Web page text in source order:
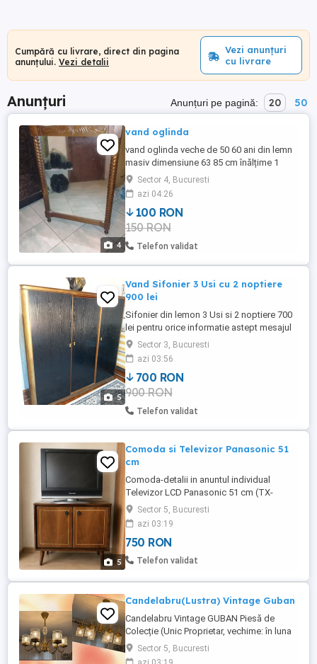
Cumpără cu livrare, direct din pagina
anunțului. Vezi detalii
Vezi anunțuri
cu livrare
Anunțuri Anunțuri pe pagină: 20 50
4
vand oglinda
vand oglinda veche de 50 60 ani din lemn
masiv dimensiune 63 85 cm înălțime 1
metru cu tot cu moate
Sector 4, Bucuresti
azi 04:26
100 RON
150 RON
Telefon validat
5
Vand Sifonier 3 Usi cu 2 noptiere
900 lei
Sifonier din lemon 3 Usi si 2 noptiere 700
lei pentru orice informatie astept mesajul
pe Whatapp la
Sector 3, Bucuresti
azi 03:56
700 RON
900 RON
Telefon validat
5
Comoda si Televizor Panasonic 51
cm
Comoda-detalii in anuntul individual
Televizor LCD Panasonic 51 cm (TX-
20LA70P) - Ideal Retro-Gaming Bucătărie
Vând televizor LCD compact Panasonic,
model TX-20LA70P, diagonală 51 cm.
Aparatul este plat pe spate, ocupă puțin
spațiu și este fabricat cu calitatea și
Sector 5, Bucuresti
azi 03:19
750 RON
Telefon validat
Candelabru(Lustra) Vintage Guban
Candelabru Vintage GUBAN Piesă de
Colecție (Unic Proprietar, vechime: în luna
mai, 43 ani) Descriere:Vând candelabru
original produs la fabrica Guban
Sector 5, Bucuresti